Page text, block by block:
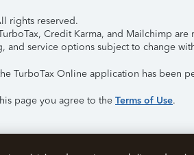
rights reserved.
Credit Karma, and Mailchimp
and service options subject to change
TurboTax Online application has been
page you agree to the Terms of Use.